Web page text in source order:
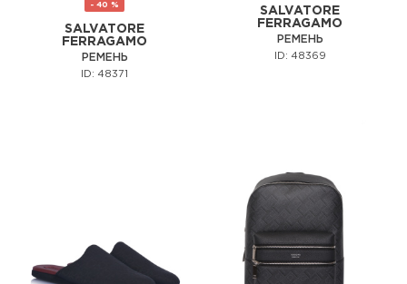
- 40 %
SALVATORE
FERRAGAMO
РЕМЕНЬ
ID: 48371
SALVATORE
FERRAGAMO
РЕМЕНЬ
ID: 48369